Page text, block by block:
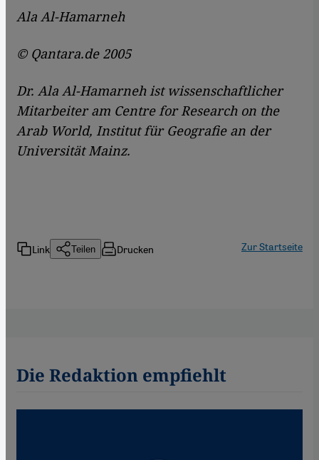
Ala Al-Hamarneh
© Qantara.de 2005
Dr. Ala Al-Hamarneh ist wissenschaftlicher
Mitarbeiter am Centre for Research on the
Arab World, Institut für Geografie an der
Universität Mainz.
Link Teilen Drucken Zur Startseite
Die Redaktion empfiehlt